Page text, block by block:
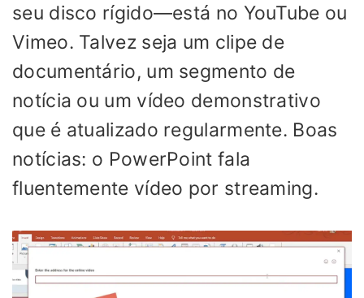
seu disco rígido—está no YouTube ou
Vimeo. Talvez seja um clipe de
documentário, um segmento de
notícia ou um vídeo demonstrativo
que é atualizado regularmente. Boas
notícias: o PowerPoint fala
fluentemente vídeo por streaming.